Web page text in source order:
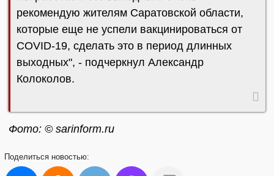
рекомендую жителям Саратовской области,
которые еще не успели вакцинироваться от
COVID-19, сделать это в период длинных
выходных", - подчеркнул Александр
Колоколов.
Фото: © sarinform.ru
Поделиться новостью: